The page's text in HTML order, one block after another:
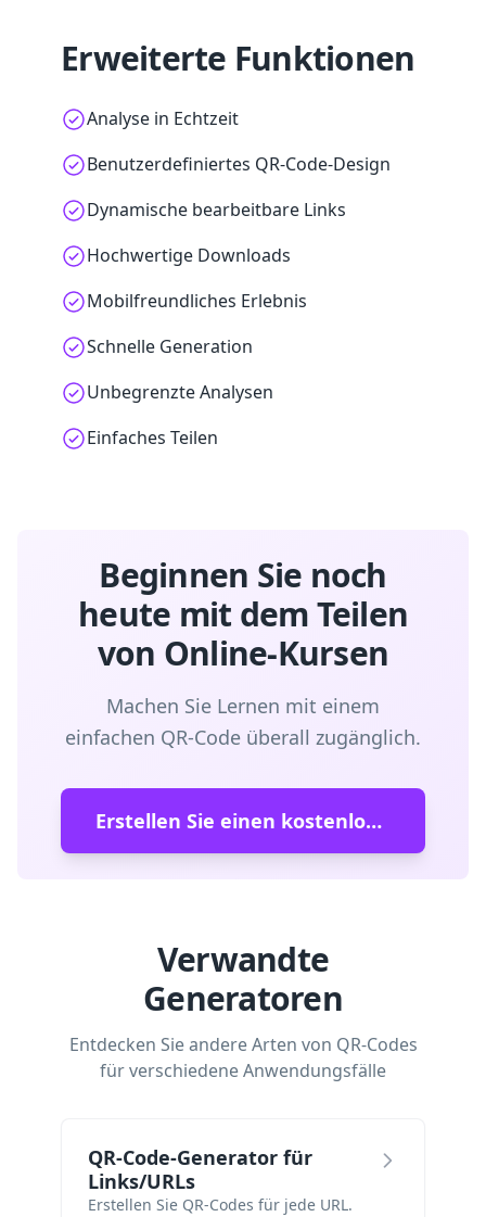
Erweiterte Funktionen
Analyse in Echtzeit
Benutzerdefiniertes QR-Code-Design
Dynamische bearbeitbare Links
Hochwertige Downloads
Mobilfreundliches Erlebnis
Schnelle Generation
Unbegrenzte Analysen
Einfaches Teilen
Beginnen Sie noch
heute mit dem Teilen
von Online-Kursen
Machen Sie Lernen mit einem
einfachen QR-Code überall zugänglich.
Erstellen Sie einen kostenlosen QR-Code
Verwandte
Generatoren
Entdecken Sie andere Arten von QR-Codes
für verschiedene Anwendungsfälle
QR-Code-Generator für
Links/URLs
Erstellen Sie QR-Codes für jede URL.